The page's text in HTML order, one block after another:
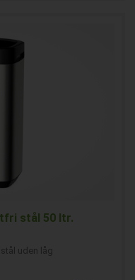
stål 50 ltr.
uden låg